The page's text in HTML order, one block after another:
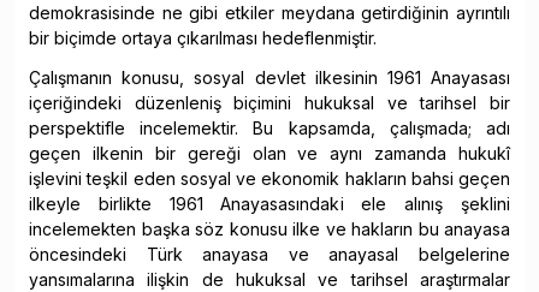
demokrasisinde ne gibi etkiler meydana getirdiğinin ayrıntılı
bir biçimde ortaya çıkarılması hedeflenmiştir.
Çalışmanın konusu, sosyal devlet ilkesinin 1961 Anayasası
içeriğindeki düzenleniş biçimini hukuksal ve tarihsel bir
perspektifle incelemektir. Bu kapsamda, çalışmada; adı
geçen ilkenin bir gereği olan ve aynı zamanda hukukî
işlevini teşkil eden sosyal ve ekonomik hakların bahsi geçen
ilkeyle birlikte 1961 Anayasasındaki ele alınış şeklini
incelemekten başka söz konusu ilke ve hakların bu anayasa
öncesindeki Türk anayasa ve anayasal belgelerine
yansımalarına ilişkin de hukuksal ve tarihsel araştırmalar